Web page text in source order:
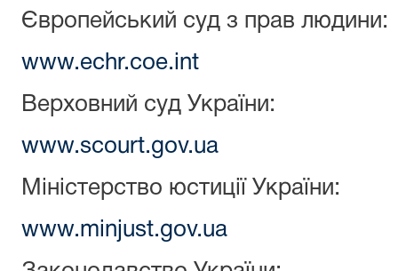
Європейський суд з прав людини:
www.echr.coe.int
Верховний суд України:
www.scourt.gov.ua
Міністерство юстиції України:
www.minjust.gov.ua